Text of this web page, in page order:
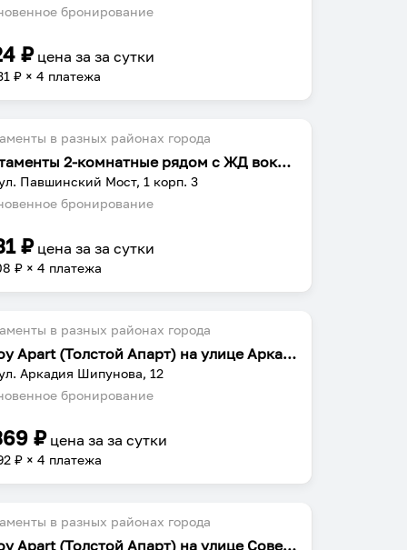
бронирование
₽ цена заза сутки
₽ × 4 платежа
в разных районах города
Апартаменты 2-комнатные рядом с ЖД вокзалом
Павшинский Мост, 1 корп. 3
бронирование
₽ цена заза сутки
₽ × 4 платежа
в разных районах города
Tolstoy Apart (Толстой Апарт) на улице Аркадия Шипунова 12
Аркадия Шипунова, 12
бронирование
₽ цена заза сутки
₽ × 4 платежа
в разных районах города
Tolstoy Apart (Толстой Апарт) на улице Советская 57